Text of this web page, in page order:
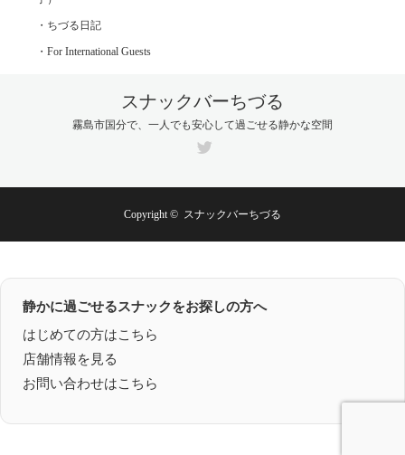
・ちづる日記
・For International Guests
スナックバーちづる
霧島市国分で、一人でも安心して過ごせる静かな空間
Copyright © スナックバーちづる
静かに過ごせるスナックをお探しの方へ
はじめての方はこちら
店舗情報を見る
お問い合わせはこちら